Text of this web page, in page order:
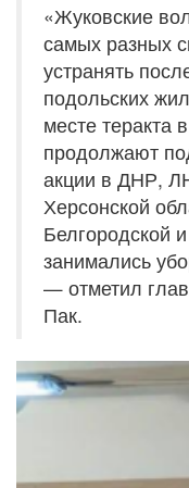
«Жуковские
самых разных
устранять
подольских
месте теракта
продолжают
акции в ДНР,
Херсонской
Белгородской
занимались
— отметил
Пак.